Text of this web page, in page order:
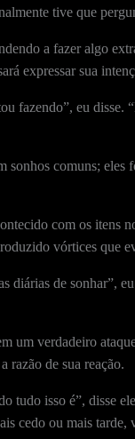
tive que
a fazer algo
expressar sua
fazendo”, eu
sonhos comuns;
com os itens
vórtices que
diárias de sonhar”,
um verdadeiro
razão de sua reação.
tudo isso é”, disse
cedo ou mais tarde,